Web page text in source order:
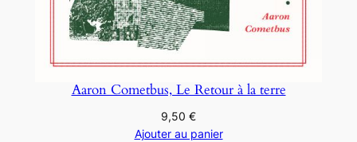
Aaron Cometbus, Le Retour à la terre
9,50 €
Ajouter au panier